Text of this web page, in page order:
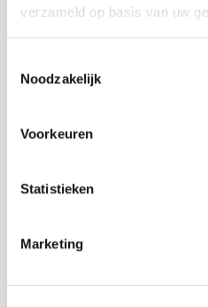
verzameld op basis van uw
Noodzakelijk
Voorkeuren
Statistieken
Marketing
(Woubrugge)
this
blank
Naam